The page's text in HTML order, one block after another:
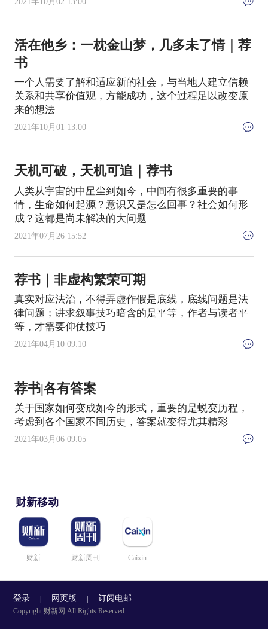
活在他乡：一枕金山梦，几多未了情｜荐
书
一个人需要了解和适应新的社会，与当地人建立信赖
关系和共享价值观，方能成功，这个过程足以改变原
来的想法
2021年10月01 13:00
天机可破，天机可追｜荐书
人类从宇宙的中星尘到如今，中间有很多重要的事
情，生命如何起源？意识又是怎么回事？社会如何形
成？这都是尚未解决的大问题
2021年07月26 15:52
荐书｜非虚构繁荣可期
真实对应法治，不得弄虚作假是底线，底线问题是法
律问题；讲求叙事技巧暗含的是平等，作者与读者平
等，才需要仰仗技巧
2021年04月10 09:10
荐书|各有答案
关于国家如何变成如今的形式，重要的是蜕变历程，
考虑到各个国家不同历史，答案就变得尤其精彩
2021年03月06 09:05
财新移动
财新 财新周刊 Caixin
登录 网页版 订阅电邮
Copyright 财新网 All Rights Reserved